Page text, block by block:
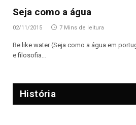
Seja como a água
02/11/2015 7 Mins de leitura
Be like water (Seja como a água em
e filosofia…
História